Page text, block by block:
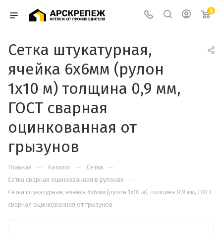
0
Сетка штукатурная,
ячейка 6х6мм (рулон
1х10 м) толщина 0,9 мм,
ГОСТ сварная
оцинкованная от
грызунов
Главная — Каталог — Сетки —
Сетка сварная оцинкованная в рулонах —
Сетка штукатурная, ячейка 6х6мм (рулон 1х10 м) толщина 0,9 мм, ГОСТ
сварная оцинкованная от грызунов